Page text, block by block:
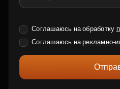
Соглашаюсь на обработку
Соглашаюсь нарекламно-